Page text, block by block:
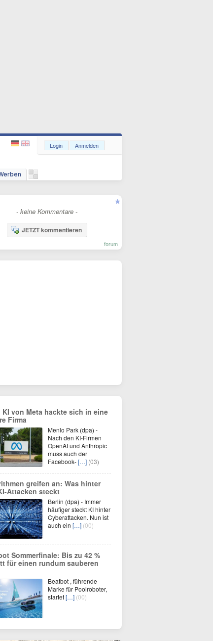
Login Anmelden
- keine Kommentare -
JETZT kommentieren
forum
KI von Meta hackte sich in eine
Firma
Menlo Park (dpa) -
Nach den KI-Firmen
OpenAI und Anthropic
muss auch der
Facebook-[…] (03)
greifen an: Was hinter
Attacken steckt
Berlin (dpa) - Immer
häufiger steckt KI hinter
Cyberattacken. Nun ist
auch ein […] (00)
Sommerfinale: Bis zu 42 %
für einen rundum sauberen
Beatbot , führende
Marke für Poolroboter,
startet[…] (00)